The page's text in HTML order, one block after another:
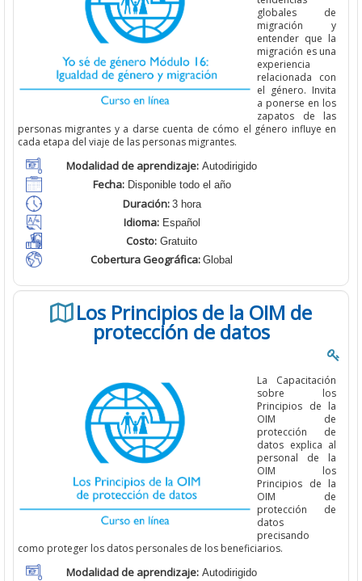
globales de
migración y
entender que la
migración es una
experiencia
relacionada con
el género. Invita
a ponerse en los
zapatos de las
personas migrantes y a darse cuenta de cómo el género influye en
cada etapa del viaje de las personas migrantes.
Modalidad de aprendizaje: Autodirigido
Fecha:Disponible todo el año
Duración: 3 hora
Idioma:Español
Costo: Gratuito
Cobertura Geográfica: Global
Los Principios de la OIM de
protección de datos
La Capacitación
sobre los
Principios de la
OIM de
protección de
datos explica al
personal de la
OIM los
Principios de la
OIM de
protección de
datos
precisando
como proteger los datos personales de los beneficiarios.
Modalidad de aprendizaje: Autodirigido